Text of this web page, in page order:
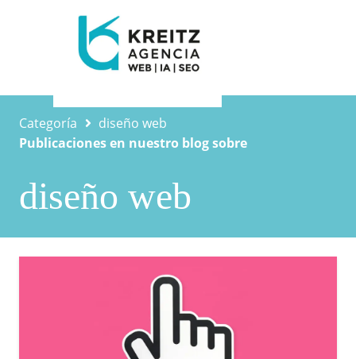
Categoría
diseño web
Publicaciones en nuestro blog sobre
diseño web